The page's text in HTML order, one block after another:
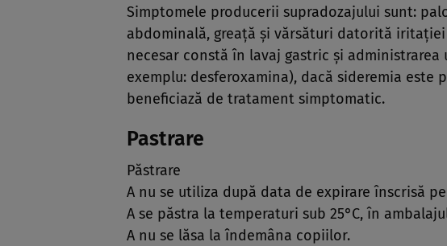
Simptomele producerii supradozajului sunt:
abdominală, greaţă şi vărsături datorită
necesar constă în lavaj gastric şi
exemplu: desferoxamina), dacă sideremia este
beneficiază de tratament simptomatic.
Pastrare
Păstrare
A nu se utiliza după data de expirare înscrisă
A se păstra la temperaturi sub 25°C, în
A nu se lăsa la îndemâna copiilor.